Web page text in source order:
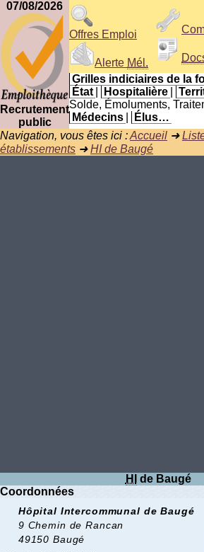
07/08/2026
Recrutement
public
Offres Emploi
Alerte Mél.
Grilles indiciaires de la
État
Hospitalière
Solde, Émoluments,
Médecins
Élus…
Navigation, vous êtes ici :Accueil ➜
établissements ➜HI de Baugé
HI
de Baugé
Coordonnées
Hôpital Intercommunal de Baugé
9 Chemin de Rancan
49150 Baugé